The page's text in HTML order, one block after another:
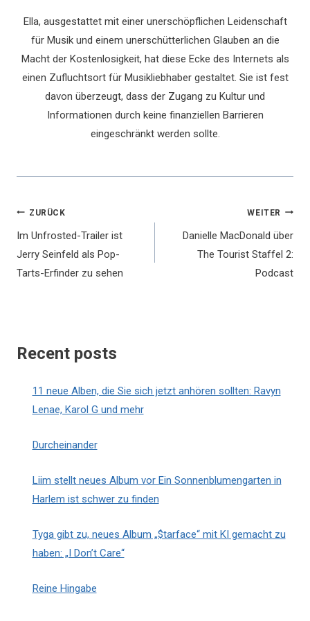
Ella, ausgestattet mit einer unerschöpflichen Leidenschaft
für Musik und einem unerschütterlichen Glauben an die
Macht der Kostenlosigkeit, hat diese Ecke des Internets als
einen Zufluchtsort für Musikliebhaber gestaltet. Sie ist fest
davon überzeugt, dass der Zugang zu Kultur und
Informationen durch keine finanziellen Barrieren
eingeschränkt werden sollte.
Beitragsnavigation
ZURÜCK
Im Unfrosted-Trailer ist
Jerry Seinfeld als Pop-
Tarts-Erfinder zu sehen
WEITER
Danielle MacDonald über
The Tourist Staffel 2:
Podcast
Recent posts
11 neue Alben, die Sie sich jetzt anhören sollten: Ravyn
Lenae, Karol G und mehr
Durcheinander
Liim stellt neues Album vor Ein Sonnenblumengarten in
Harlem ist schwer zu finden
Tyga gibt zu, neues Album „$tarface“ mit KI gemacht zu
haben: „I Don’t Care“
Reine Hingabe